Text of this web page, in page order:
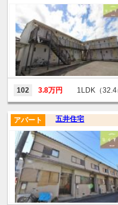
102 3.8万円 1LDK（32.4
五井住宅
アパート